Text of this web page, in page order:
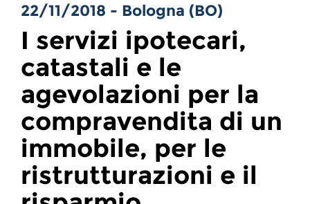
22/11/2018 - Bologna (BO)
I servizi ipotecari,
catastali e le
agevolazioni per la
compravendita di un
immobile, per le
ristrutturazioni e il